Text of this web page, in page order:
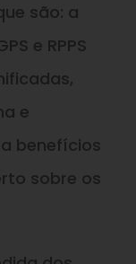
são: a
e RPPS
e
benefícios
sobre os